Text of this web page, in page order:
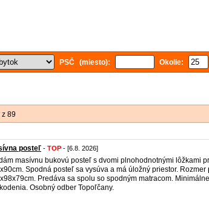
PSČ (miesto): Okolie:
z 89
posteľ - TOP - [6.8. 2026]
masívnu bukovú posteľ s dvomi plnohodnotnými lôžkami
Spodná posteľ sa vysúva a má úložný priestor. Rozmer
Predáva sa spolu so spodným matracom.
Osobný odber Topoľčany.